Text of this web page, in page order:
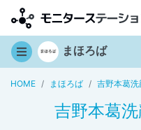
まほろば
HOME まほろば 吉野本葛
吉野本葛